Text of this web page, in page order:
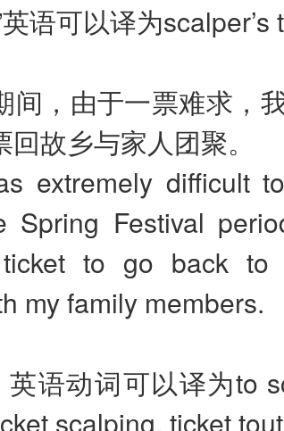
语可以译为scalper’s
间，由于一票难求，
故乡与家人团聚。
extremely difficult
Spring Festival
ticket to go back
my family members.
英语动词可以译为to
scalping, ticket